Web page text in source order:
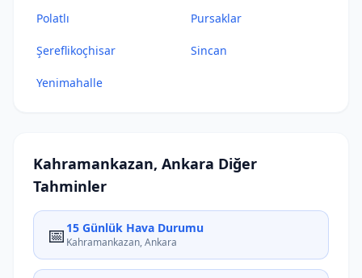
Polatlı Pursaklar
Şereflikoçhisar Sincan
Yenimahalle
Kahramankazan, Ankara Diğer
Tahminler
📅 15 Günlük Hava Durumu
Kahramankazan, Ankara